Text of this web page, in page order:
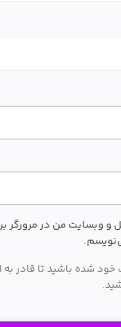
و وبسایت من در مرورگر
خود شده باشید تا قادر